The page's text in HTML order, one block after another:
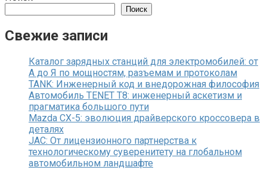
Поиск
Свежие записи
Каталог зарядных станций для электромобилей: от
А до Я по мощностям, разъемам и протоколам
TANK: Инженерный код и внедорожная философия
Автомобиль TENET T8: инженерный аскетизм и
прагматика большого пути
Mazda CX-5: эволюция драйверского кроссовера в
деталях
JAC: От лицензионного партнерства к
технологическому суверенитету на глобальном
автомобильном ландшафте